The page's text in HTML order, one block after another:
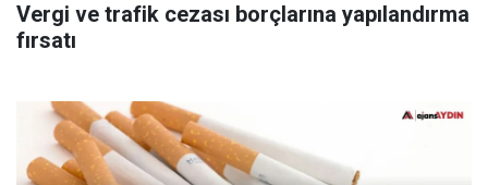
Vergi ve trafik cezası borçlarına yapılandırma
fırsatı